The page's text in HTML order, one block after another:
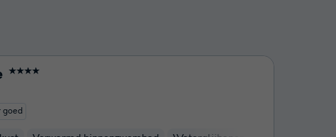
★★★★
goed